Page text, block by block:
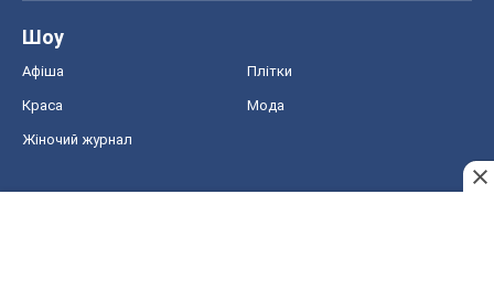
Шоу
Афіша Плітки
Краса Мода
Жіночий журнал